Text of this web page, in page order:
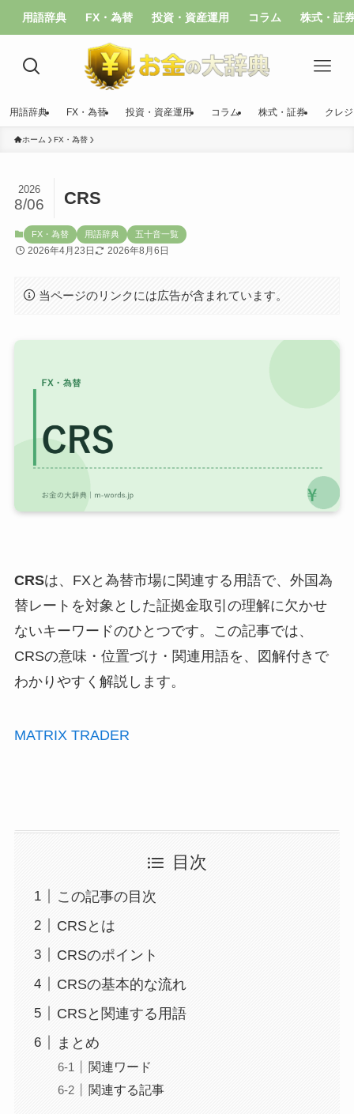
用語辞典 FX・為替 投資・資産運用 コラム 株式・証
用語辞典 FX・為替 投資・資産運用 コラム 株式・証券 クレ
ホーム FX・為替
CRS
2026
8/06
FX・為替 用語辞典 五十音一覧
2026年4月23日 2026年8月6日
当ページのリンクには広告が含まれています。
CRSは、FXと為替市場に関連する用語で、外国為
替レートを対象とした証拠金取引の理解に欠かせ
ないキーワードのひとつです。この記事では、
CRSの意味・位置づけ・関連用語を、図解付きで
わかりやすく解説します。
MATRIX TRADER
目次
この記事の目次
CRSとは
CRSのポイント
CRSの基本的な流れ
CRSと関連する用語
まとめ
関連ワード
関連する記事